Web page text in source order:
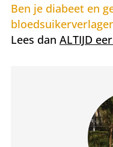
Ben je diabeet en
Lees dan ALTIJD